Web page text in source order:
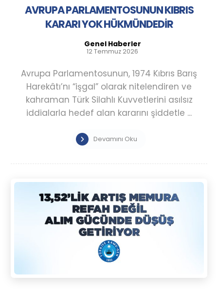
AVRUPA PARLAMENTOSUNUN KIBRIS
KARARI YOK HÜKMÜNDEDİR
Genel Haberler
12 Temmuz 2026
Avrupa Parlamentosunun, 1974 Kıbrıs Barış
Harekâtı’nı “işgal” olarak nitelendiren ve
kahraman Türk Silahlı Kuvvetlerini asılsız
iddialarla hedef alan kararını şiddetle ...
Devamını Oku